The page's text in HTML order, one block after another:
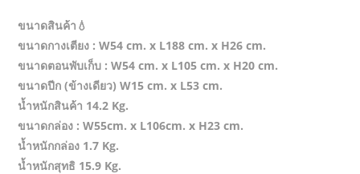
ขนาดสินค้า💧
ขนาดกางเตียง : W54 cm. x L188 cm. x H26 cm.
ขนาดตอนพับเก็บ : W54 cm. x L105 cm. x H20 cm.
ขนาดปีก (ข้างเดียว) W15 cm. x L53 cm.
น้ำหนักสินค้า 14.2 Kg.
ขนาดกล่อง : W55cm. x L106cm. x H23 cm.
น้ำหนักกล่อง 1.7 Kg.
น้ำหนักสุทธิ 15.9 Kg.